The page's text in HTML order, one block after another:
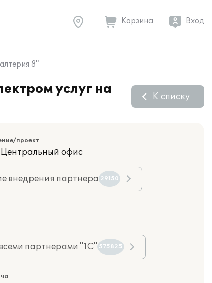
Корзина Вход
8"
услуг на
К списку
проект
офис
внедрения партнера 29150
партнерами "1С" 575825